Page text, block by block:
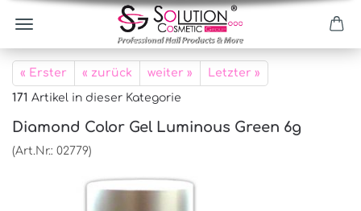
« Erster « zurück weiter » Letzter »
171 Artikel in dieser Kategorie
Diamond Color Gel Luminous Green 6g
(Art.Nr.: 02779)